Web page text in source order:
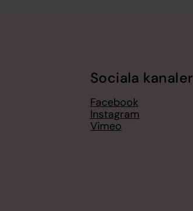
Sociala kanaler
Facebook
Instagram
Vimeo